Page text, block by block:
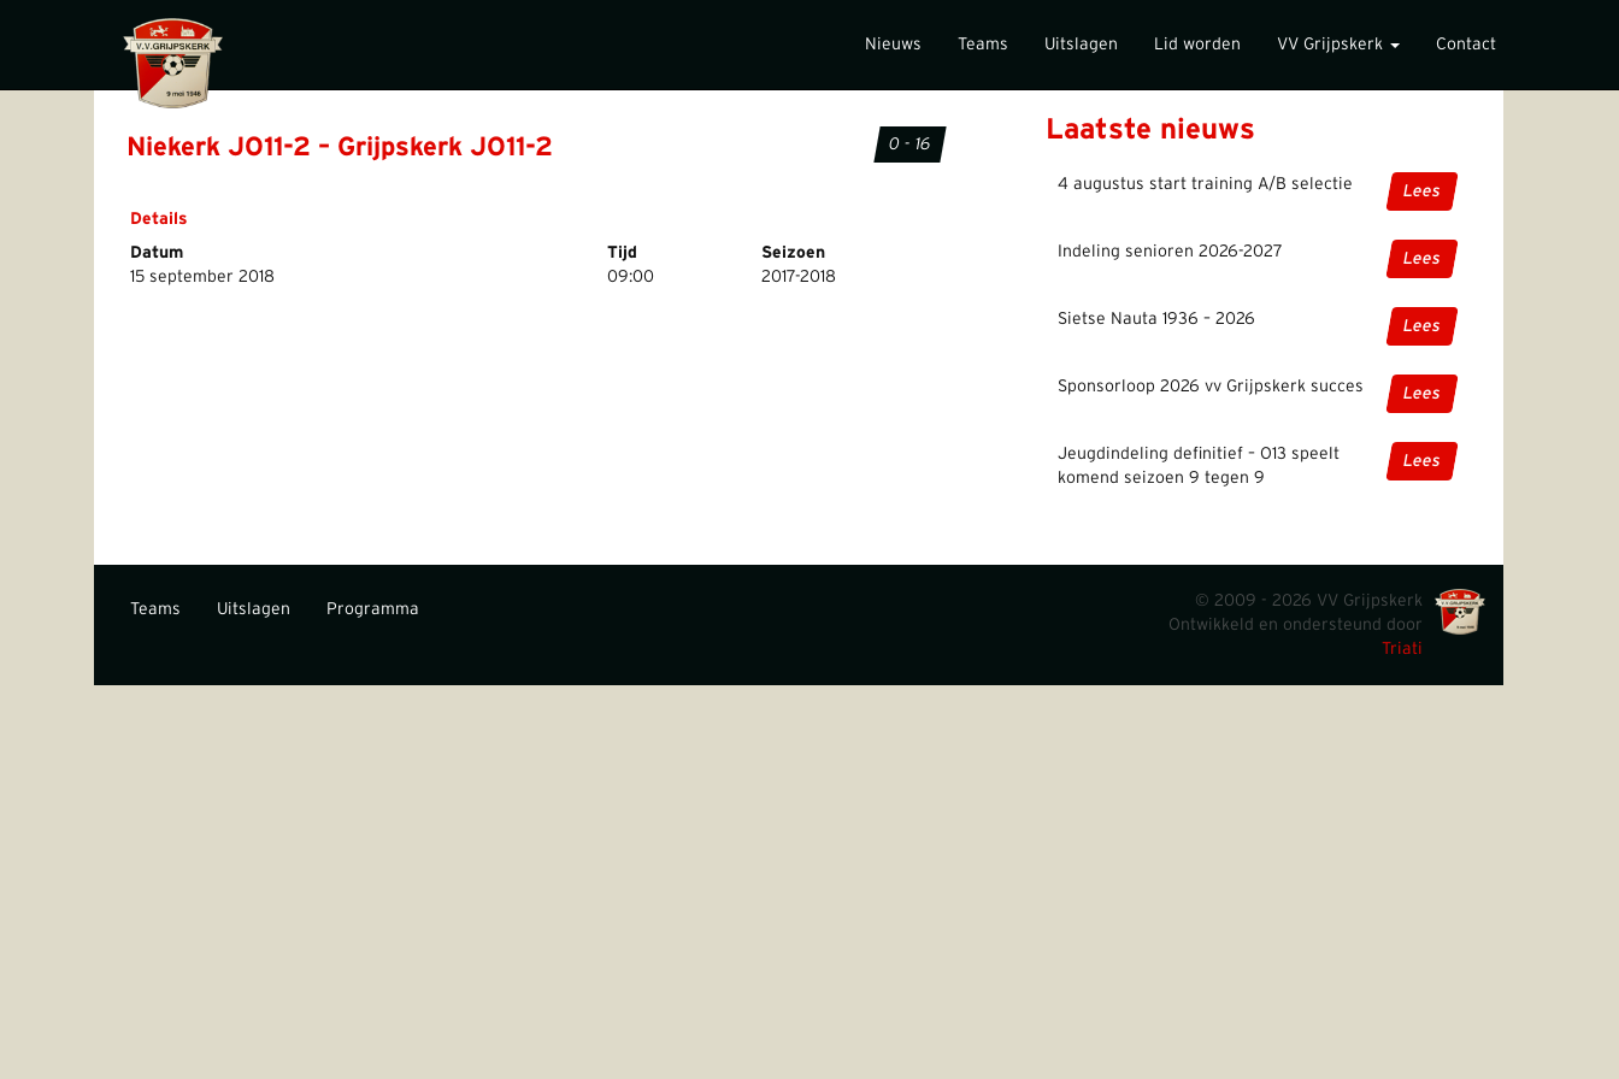
Nieuws Teams Uitslagen Lid worden VV Grijpskerk Contact
Niekerk JO11-2 – Grijpskerk JO11-2 0 - 16
Details
Datum
Tijd
Seizoen
15 september 2018
09:00 2017-2018
Laatste nieuws
4 augustus start training A/B selectie Lees
Indeling senioren 2026-2027 Lees
Sietse Nauta 1936 – 2026 Lees
Sponsorloop 2026 vv Grijpskerk succes Lees
Jeugdindeling definitief – O13 speelt
komend seizoen 9 tegen 9
Lees
Teams Uitslagen Programma
© 2009 - 2026 VV Grijpskerk
Ontwikkeld en ondersteund door
Triati